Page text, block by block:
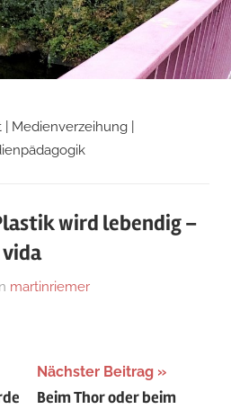
| Medienverzeihung |
wird lebendig –
martinriemer
Nächster Beitrag
Beim Thor oder beim